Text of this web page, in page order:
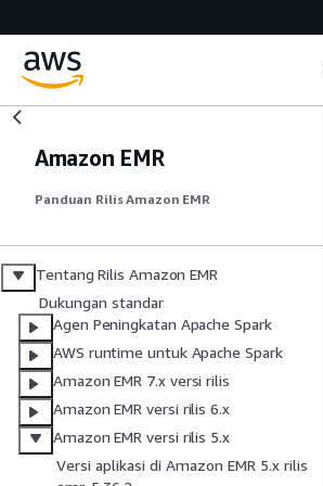
Amazon EMR
Panduan Rilis Amazon EMR
Tentang Rilis Amazon EMR
Dukungan standar
Agen Peningkatan Apache Spark
AWS runtime untuk Apache Spark
Amazon EMR 7.x versi rilis
Amazon EMR versi rilis 6.x
Amazon EMR versi rilis 5.x
Versi aplikasi di Amazon EMR 5.x rilis